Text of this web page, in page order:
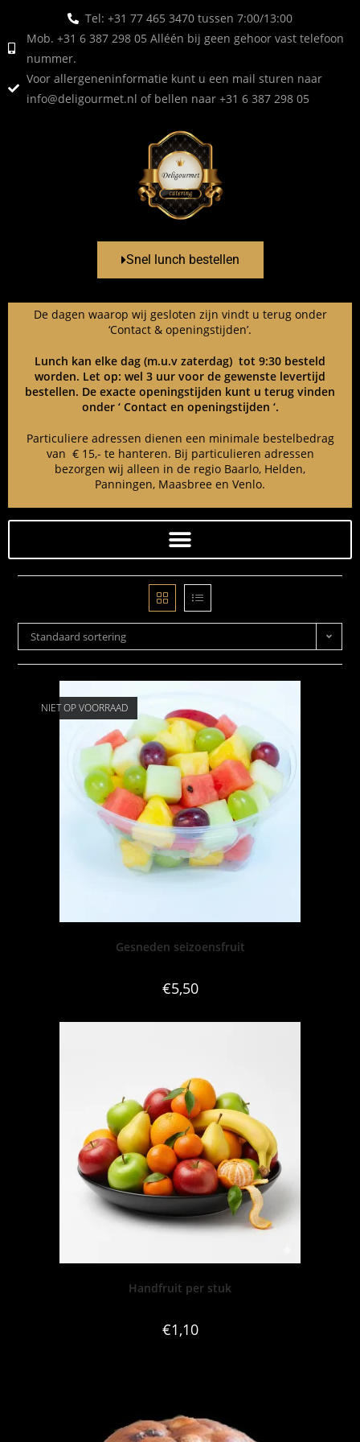
Tel: +31 77 465 3470 tussen 7:00/13:00
Mob. +31 6 387 298 05 Alléén bij geen gehoor vast telefoon
nummer.
Voor allergeneninformatie kunt u een mail sturen naar
info@deligourmet.nl of bellen naar +31 6 387 298 05
Snel lunch bestellen
De dagen waarop wij gesloten zijn vindt u terug onder
‘Contact & openingstijden’.
Lunch kan elke dag (m.u.v zaterdag) tot 9:30 besteld
worden. Let op: wel 3 uur voor de gewenste levertijd
bestellen. De exacte openingstijden kunt u terug vinden
onder ‘ Contact en openingstijden ‘.
Particuliere adressen dienen een minimale bestelbedrag
van € 15,- te hanteren. Bij particulieren adressen
bezorgen wij alleen in de regio Baarlo, Helden,
Panningen, Maasbree en Venlo.
Standaard sortering
NIET OP VOORRAAD
Gesneden seizoensfruit
€5,50
Handfruit per stuk
€1,10